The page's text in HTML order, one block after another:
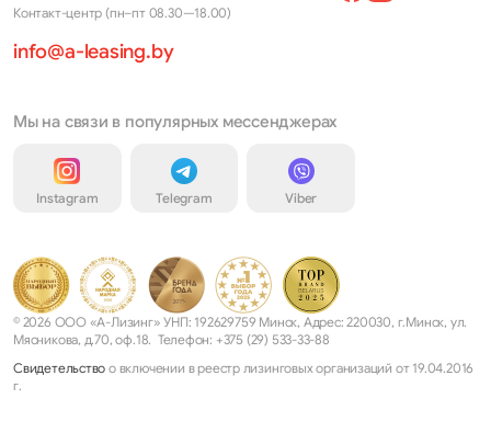
Контакт-центр (пн–пт 08.30—18.00)
info@a-leasing.by
Мы на связи в популярных мессенджерах
Instagram Telegram Viber
© 2026 ООО «А-Лизинг» УНП: 192629759 Минск, Адрес: 220030, г.Минск, ул.
Мясникова, д.70, оф.18. Телефон: +375 (29) 533-33-88
Свидетельство о включении в реестр лизинговых организаций от 19.04.2016
г.